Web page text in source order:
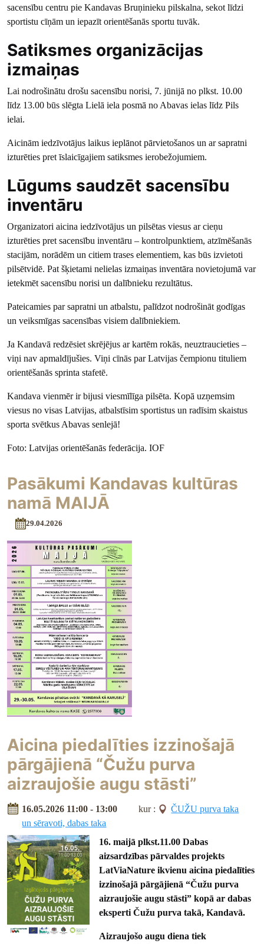
sacensību centru pie Kandavas Bruņinieku pilskalna, sekot līdzi
sportistu cīņām un iepazīt orientēšanās sportu tuvāk.
Satiksmes organizācijas
izmaiņas
Lai nodrošinātu drošu sacensību norisi, 7. jūnijā no plkst. 10.00
līdz 13.00 būs slēgta Lielā iela posmā no Abavas ielas līdz Pils
ielai.
Aicinām iedzīvotājus laikus ieplānot pārvietošanos un ar sapratni
izturēties pret īslaicīgajiem satiksmes ierobežojumiem.
Lūgums saudzēt sacensību
inventāru
Organizatori aicina iedzīvotājus un pilsētas viesus ar cieņu
izturēties pret sacensību inventāru – kontrolpunktiem, atzīmēšanās
stacijām, norādēm un citiem trases elementiem, kas būs izvietoti
pilsētvidē. Pat šķietami nelielas izmaiņas inventāra novietojumā var
ietekmēt sacensību norisi un dalībnieku rezultātus.
Pateicamies par sapratni un atbalstu, palīdzot nodrošināt godīgas
un veiksmīgas sacensības visiem dalībniekiem.
Ja Kandavā redzēsiet skrējējus ar kartēm rokās, neuztraucieties –
viņi nav apmaldījušies. Viņi cīnās par Latvijas čempionu tituliem
orientēšanās sprinta stafetē.
Kandava vienmēr ir bijusi viesmīlīga pilsēta. Kopā uzņemsim
viesus no visas Latvijas, atbalstīsim sportistus un radīsim skaistus
sporta svētkus Abavas senlejā!
Foto: Latvijas orientēšanās federācija. IOF
Pasākumi Kandavas kultūras
namā MAIJĀ
29.04.2026
Aicina piedalīties izzinošajā
pārgājienā “Čužu purva
aizraujošie augu stāsti”
16.05.2026 11:00 - 13:00 kur :
ČUŽU purva taka
un sēravoti, dabas taka
16. maijā plkst.11.00 Dabas
aizsardzības pārvaldes projekts
LatViaNature ikvienu aicina piedalīties
izzinošajā pārgājienā “Čužu purva
aizraujošie augu stāsti” kopā ar dabas
eksperti Čužu purva takā, Kandavā.
Aizraujošo augu diena tiek